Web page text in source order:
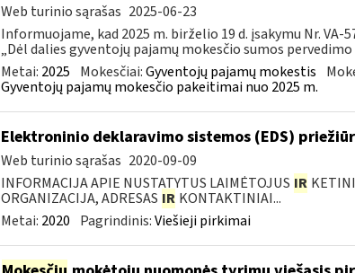
Web turinio sąrašas 2025-06-23
Informuojame, kad 2025 m. birželio 19 d. įsakymu Nr. VA-
„Dėl dalies gyventojų pajamų mokesčio sumos
Metai: 2025 Mokesčiai:Gyventojų pajamų mokestis
Gyventojų pajamų mokesčio pakeitimai nuo 2025 m.
Elektroninio deklaravimo sistemos (EDS)
Web turinio sąrašas 2020-09-09
INFORMACIJA APIE NUSTATYTUS LAIMĖTOJUS IR
ORGANIZACIJA, ADRESAS IR KONTAKTINIAI...
Metai: 2020 Pagrindinis:Viešieji pirkimai